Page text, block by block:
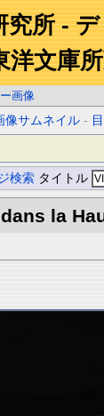
究所 -
洋文庫
画像
像サムネイル -
検索 タイトル
la